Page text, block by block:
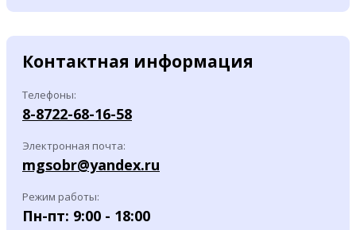
Контактная информация
Телефоны:
8-8722-68-16-58
Электронная почта:
mgsobr@yandex.ru
Режим работы:
Пн-пт: 9:00 - 18:00